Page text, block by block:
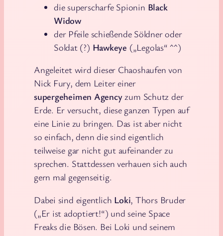
die superscharfe Spionin Black
Widow
der Pfeile schießende Söldner oder
Soldat (?) Hawkeye („Legolas“ ^^)
Angeleitet wird dieser Chaoshaufen von
Nick Fury, dem Leiter einer
supergeheimen Agencyzum Schutz der
Erde. Er versucht, diese ganzen Typen auf
eine Linie zu bringen. Das ist aber nicht
so einfach, denn die sind eigentlich
teilweise gar nicht gut aufeinander zu
sprechen. Stattdessen verhauen sich auch
gern mal gegenseitig.
Dabei sind eigentlich Loki, Thors Bruder
(„Er ist adoptiert!“) und seine Space
Freaks die Bösen. Bei Loki und seinem